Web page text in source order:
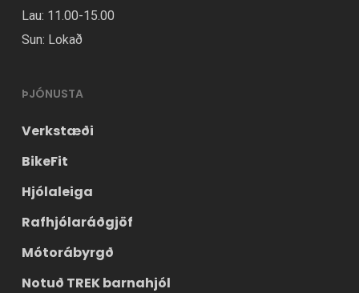
Lau: 11.00-15.00
Sun: Lokað
ÞJÓNUSTA
Verkstæði
BikeFit
Hjólaleiga
Rafhjólaráðgjöf
Mótorábyrgð
Notuð TREK barnahjól